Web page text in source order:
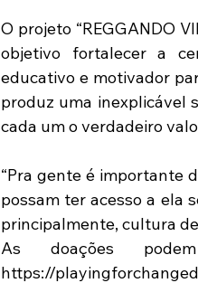
O projeto “REGGANDO
objetivo fortalecer a
educativo e motivador
produz uma inexplicável
cada um o verdadeiro
“Pra gente é importante
possam ter acesso a ela
principalmente, cultura
As doações
https://